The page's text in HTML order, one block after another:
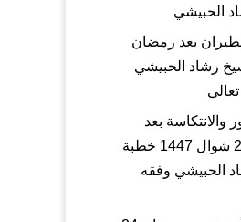
الحبيشي
بعد رمضان
رشاد الحبيشي
والانتكاسة بعد
رمضان 22 شوال 1447 خطبة
الحبيشي وفقه